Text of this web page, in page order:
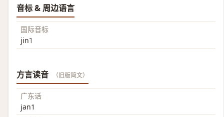
音标 & 周边语言
国际音标
jin˥
方言读音 （旧版简文）
广东话
jan1